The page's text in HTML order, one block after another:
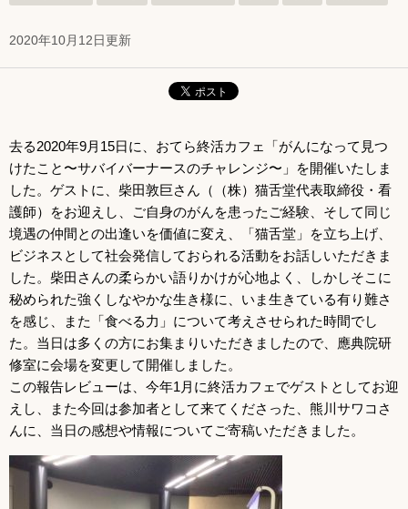
2020年10月12日更新
去る2020年9月15日に、おてら終活カフェ「がんになって見つ
けたこと〜サバイバーナースのチャレンジ〜」を開催いたしま
した。ゲストに、柴田敦巨さん（（株）猫舌堂代表取締役・看
護師）をお迎えし、ご自身のがんを患ったご経験、そして同じ
境遇の仲間との出逢いを価値に変え、「猫舌堂」を立ち上げ、
ビジネスとして社会発信しておられる活動をお話しいただきま
した。柴田さんの柔らかい語りかけが心地よく、しかしそこに
秘められた強くしなやかな生き様に、いま生きている有り難さ
を感じ、また「食べる力」について考えさせられた時間でし
た。当日は多くの方にお集まりいただきましたので、應典院研
修室に会場を変更して開催しました。
この報告レビューは、今年1月に終活カフェでゲストとしてお迎
えし、また今回は参加者として来てくださった、熊川サワコさ
んに、当日の感想や情報についてご寄稿いただきました。